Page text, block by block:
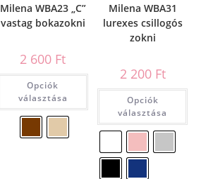
Milena WBA23 „C”
vastag bokazokni
2 600 Ft
Opciók
választása
Milena WBA31
lurexes csillogós
zokni
2 200 Ft
Opciók
választása